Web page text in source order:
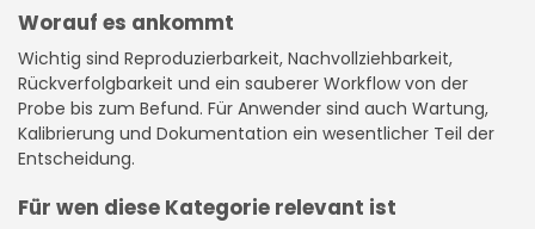
Worauf es ankommt
Wichtig sind Reproduzierbarkeit, Nachvollziehbarkeit,
Rückverfolgbarkeit und ein sauberer Workflow von der
Probe bis zum Befund. Für Anwender sind auch Wartung,
Kalibrierung und Dokumentation ein wesentlicher Teil der
Entscheidung.
Für wen diese Kategorie relevant ist